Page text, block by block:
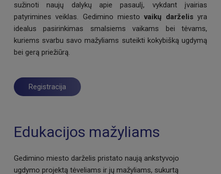
sužinoti naujų dalykų apie pasaulį, vykdant įvairias
patyrimines veiklas. Gedimino miestovaikų darželisyra
idealus pasirinkimas smalsiems vaikams bei tėvams,
kuriems svarbu savo mažyliams suteikti kokybišką ugdymą
bei gerą priežiūrą.
Registracija
Edukacijos mažyliams
Gedimino miesto darželis pristato naują ankstyvojo
ugdymo projektą tėveliams ir jų mažyliams, sukurtą